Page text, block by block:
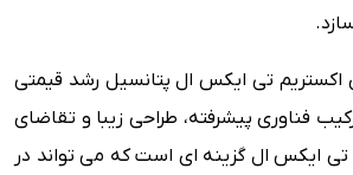
اکستریم تی ایکس ال پتانسیل رشد قیمتی
فناوری پیشرفته، طراحی زیبا و تقاضای
تی ایکس ال گزینه ای است که می تواند در